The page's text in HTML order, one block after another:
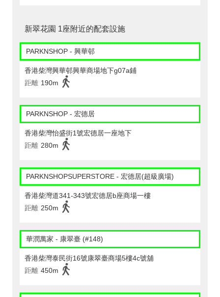
新翠花園 1座附近的配套設施
PARKNSHOP - 興華邨
香港柴灣興華邨興華商場地下g07a鋪
距離 190m
PARKNSHOP - 宏德居
香港柴灣怡盛街1號宏德居一座地下
距離 280m
PARKNSHOPSUPERSTORE - 宏德居(超級廣場)
香港柴灣道341-343號宏德居b座商場一樓
距離 250m
華潤萬家 - 康翠臺 (#148)
香港柴灣泰民街16號康翠臺商場5樓4c號舖
距離 450m